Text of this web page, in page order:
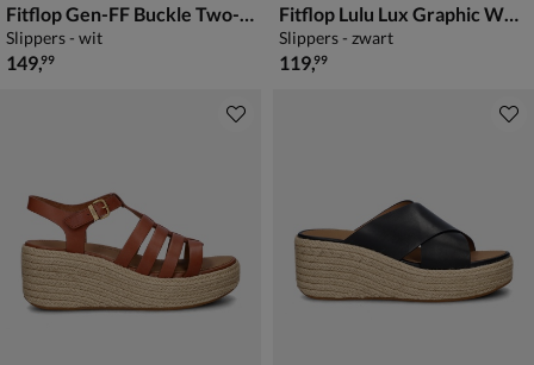
Fitflop Gen-FF Buckle Two-Bar
Slippers - wit
€ 149,99
149,99
Fitflop Lulu Lux Graphic Wedge
Slippers - zwart
€ 119,99
119,99